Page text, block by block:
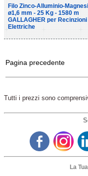
Filo Zinco-Alluminio-
ø1,6 mm - 25 Kg - 1580 m
GALLAGHER per Recinzioni
Elettriche
Pagina precedente
Tutti i prezzi sono
La